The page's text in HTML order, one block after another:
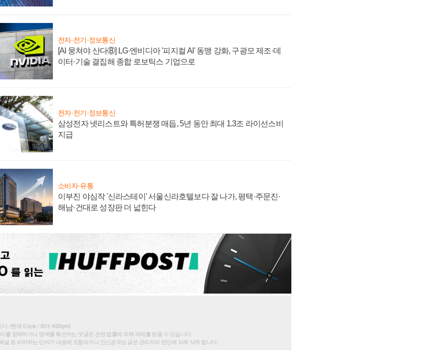
전자·전기·정보통신
[AI 뭉쳐야 산다⑧] LG·엔비디아 '피지컬 AI' 동맹 강화, 구광모 제조·데
이터·기술 결집해 종합 로보틱스 기업으로
전자·전기·정보통신
삼성전자 넷리스트와 특허분쟁 매듭, 5년 동안 최대 1.3조 라이선스비
지급
소비자·유통
이부진 야심작 '신라스테이' 서울신라호텔보다 잘 나가, 평택·주문진·
해남·건대로 성장판 더 넓힌다
. (현재 0 byte / 최대 400byte)
를 침해하거나 명예를 훼손하는 댓글은 관련 법률에 의해 제재를 받을 수 있습니다.
설 등 비하하는 단어가 내용에 포함되거나 인신공격성 글은 관리자의 판단에 의해 삭제 합니다.